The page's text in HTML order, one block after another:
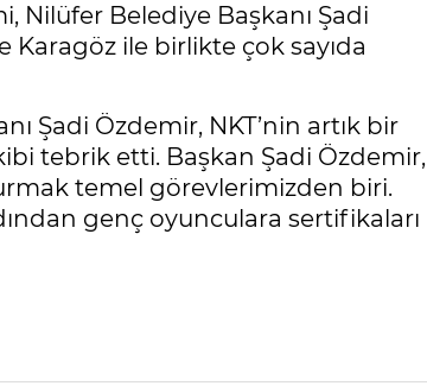
Nilüfer Belediye Başkanı Şadi
Karagöz ile birlikte çok sayıda
Şadi Özdemir, NKT’nin artık bir
tebrik etti. Başkan Şadi Özdemir,
temel görevlerimizden biri.
genç oyunculara sertifikaları